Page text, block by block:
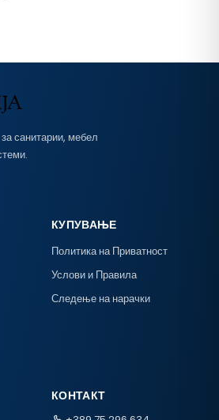
санитарии, мебел
КУПУВАЊЕ
Политика на Приватност
Услови и Правила
Следење на нарачки
КОНТАКТ